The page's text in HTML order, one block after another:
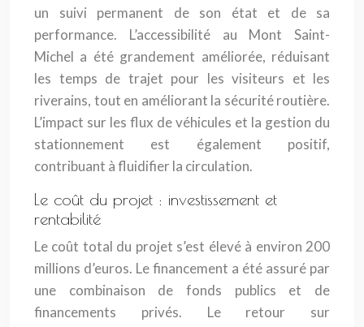
un suivi permanent de son état et de sa
performance. L’accessibilité au Mont Saint-
Michel a été grandement améliorée, réduisant
les temps de trajet pour les visiteurs et les
riverains, tout en améliorant la sécurité routière.
L’impact sur les flux de véhicules et la gestion du
stationnement est également positif,
contribuant à fluidifier la circulation.
Le coût du projet : investissement et
rentabilité
Le coût total du projet s’est élevé à environ 200
millions d’euros. Le financement a été assuré par
une combinaison de fonds publics et de
financements privés. Le retour sur